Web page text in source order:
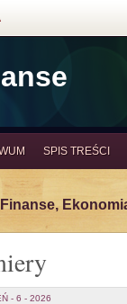
SPIS TREŚCI
- 6 - 2026